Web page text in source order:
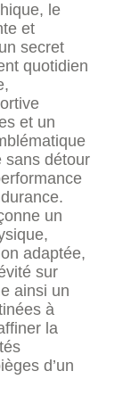
le
et
secret
quotidien
et un
sans détour
un
adaptée,
sur
ainsi un
à
la
d’un